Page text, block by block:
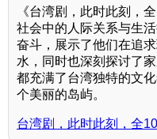
《台湾剧，此时此刻，
社会中的人际关系与生
奋斗，展示了他们在追
水，同时也深刻探讨了
都充满了台湾独特的文
个美丽的岛屿。
台湾剧，此时此刻，全